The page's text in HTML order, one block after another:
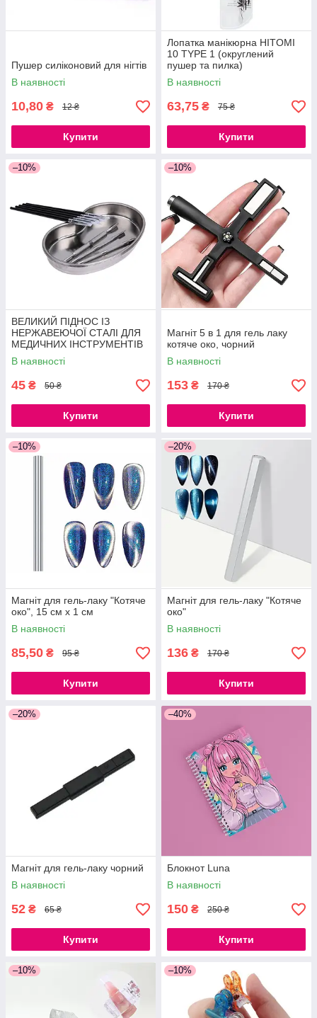
Пушер силіконовий для нігтів
В наявності
10,80 ₴ 12 ₴
Купити
Лопатка манікюрна HITOMI
10 TYPE 1 (округлений
пушер та пилка)
В наявності
63,75 ₴ 75 ₴
Купити
–10%
ВЕЛИКИЙ ПІДНОС ІЗ
НЕРЖАВЕЮЧОЇ СТАЛІ ДЛЯ
МЕДИЧНИХ ІНСТРУМЕНТІВ
21СМ
В наявності
45 ₴ 50 ₴
Купити
–10%
Магніт 5 в 1 для гель лаку
котяче око, чорний
В наявності
153 ₴ 170 ₴
Купити
–10%
Магніт для гель-лаку "Котяче
око", 15 см х 1 см
В наявності
85,50 ₴ 95 ₴
Купити
–20%
Магніт для гель-лаку "Котяче
око"
В наявності
136 ₴ 170 ₴
Купити
–20%
Магніт для гель-лаку чорний
В наявності
52 ₴ 65 ₴
Купити
–40%
Блокнот Luna
В наявності
150 ₴ 250 ₴
Купити
–10% –10%